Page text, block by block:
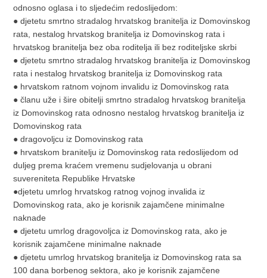
odnosno oglasa i to sljedećim redoslijedom:
● djetetu smrtno stradalog hrvatskog branitelja iz Domovinskog
rata, nestalog hrvatskog branitelja iz Domovinskog rata i
hrvatskog branitelja bez oba roditelja ili bez roditeljske skrbi
● djetetu smrtno stradalog hrvatskog branitelja iz Domovinskog
rata i nestalog hrvatskog branitelja iz Domovinskog rata
● hrvatskom ratnom vojnom invalidu iz Domovinskog rata
● članu uže i šire obitelji smrtno stradalog hrvatskog branitelja
iz Domovinskog rata odnosno nestalog hrvatskog branitelja iz
Domovinskog rata
● dragovoljcu iz Domovinskog rata
● hrvatskom branitelju iz Domovinskog rata redoslijedom od
duljeg prema kraćem vremenu sudjelovanja u obrani
suvereniteta Republike Hrvatske
●djetetu umrlog hrvatskog ratnog vojnog invalida iz
Domovinskog rata, ako je korisnik zajamčene minimalne
naknade
● djetetu umrlog dragovoljca iz Domovinskog rata, ako je
korisnik zajamčene minimalne naknade
● djetetu umrlog hrvatskog branitelja iz Domovinskog rata sa
100 dana borbenog sektora, ako je korisnik zajamčene